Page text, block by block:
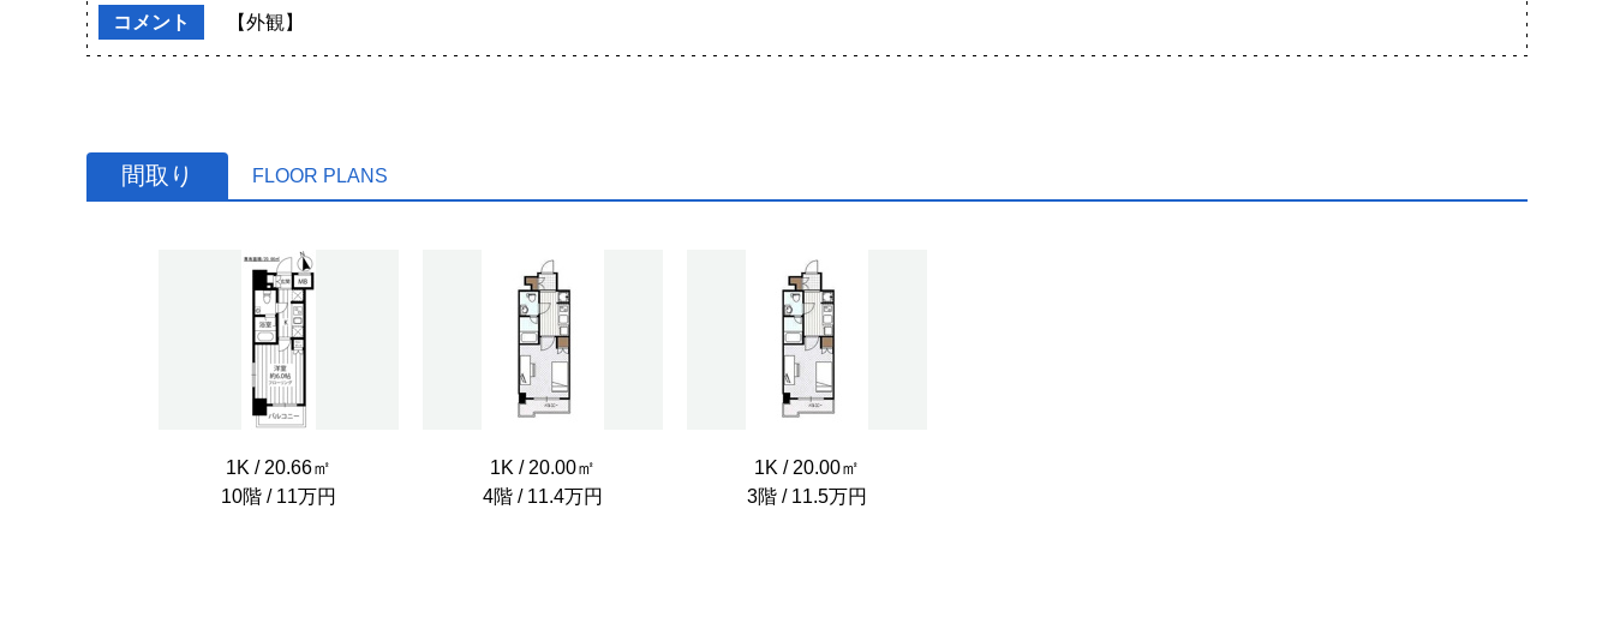
コメント 【外観】
間取り FLOOR PLANS
1K / 20.66㎡
10階 / 11万円
1K / 20.00㎡
4階 / 11.4万円
1K / 20.00㎡
3階 / 11.5万円